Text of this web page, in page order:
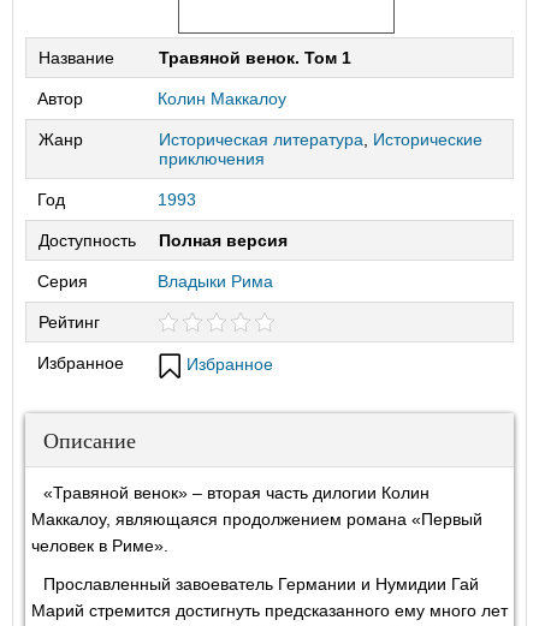
Название Травяной венок. Том 1
Автор Колин Маккалоу
Жанр Историческая литература
Исторические
приключения
Год 1993
Доступность Полная версия
Серия Владыки Рима
Рейтинг
Избранное Избранное
Описание
«Травяной венок» – вторая часть дилогии Колин
Маккалоу, являющаяся продолжением романа «Первый
человек в Риме».
Прославленный завоеватель Германии и Нумидии Гай
Марий стремится достигнуть предсказанного ему много лет